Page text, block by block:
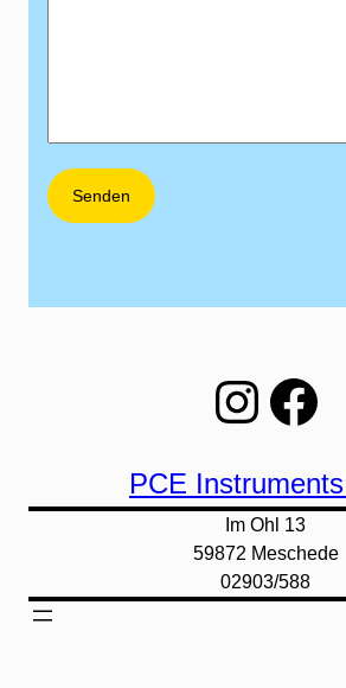
PCE
Im Ohl 13
59872 Meschede
02903/588